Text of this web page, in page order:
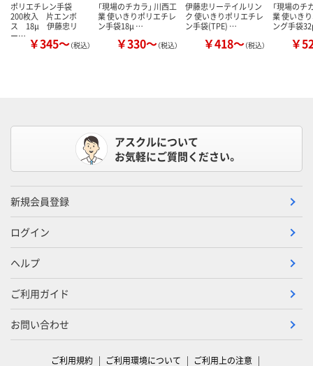
ポリエチレン手袋
200枚入 片エンボ
ス 18μ 伊藤忠リ
ー… ￥345～（税込）
「現場のチカラ」 川西工
業 使いきりポリエチレ
ン手袋18μ …
￥330～（税込）
伊藤忠リーテイルリン
ク 使いきりポリエチレ
ン手袋(TPE) …
￥418～（税込）
「現場のチ
業 使いき
ング手袋
￥
アスクルについて
お気軽にご質問ください。
新規会員登録
ログイン
ヘルプ
ご利用ガイド
お問い合わせ
ご利用規約 ご利用環境について ご利用上の注意